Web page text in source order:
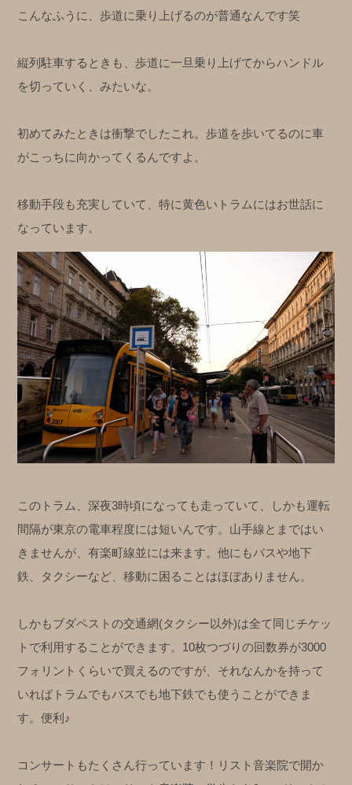
こんなふうに、歩道に乗り上げるのが普通なんです笑
縦列駐車するときも、歩道に一旦乗り上げてからハンドル
を切っていく、みたいな。
初めてみたときは衝撃でしたこれ。歩道を歩いてるのに車
がこっちに向かってくるんですよ。
移動手段も充実していて、特に黄色いトラムにはお世話に
なっています。
このトラム、深夜3時頃になっても走っていて、しかも運転
間隔が東京の電車程度には短いんです。山手線とまではい
きませんが、有楽町線並には来ます。他にもバスや地下
鉄、タクシーなど、移動に困ることはほぼありません。
しかもブダペストの交通網(タクシー以外)は全て同じチケッ
トで利用することができます。10枚つづりの回数券が3000
フォリントくらいで買えるのですが、それなんかを持って
いればトラムでもバスでも地下鉄でも使うことができま
す。便利♪
コンサートもたくさん行っています！ リスト音楽院で開か